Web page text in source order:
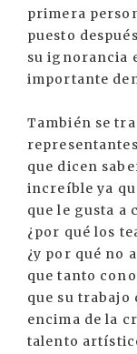
primera
puesto
su ignorancia
importante
También se
que dicen
increíble ya
que le gusta a
¿por qué los
¿y por qué no
que tanto
que su trabajo
encima de la
talento